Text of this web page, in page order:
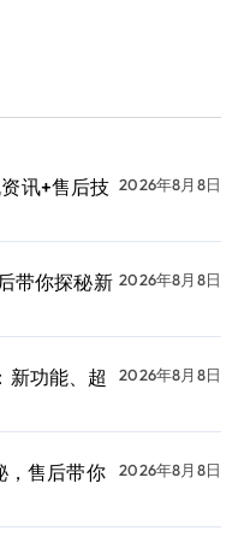
讯+售后技 2026年8月8日
带你探秘新 2026年8月8日
新功能、超
2026年8月8日
，售后带你
2026年8月8日